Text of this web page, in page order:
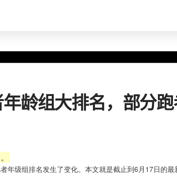
龄组大排名，部分
年级组排名发生了变化。本文就是截止到6月17日的